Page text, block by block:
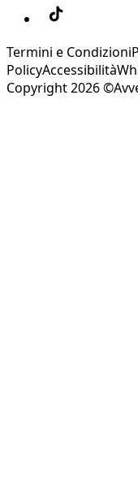
Termini e Condizioni
PolicyAccessibilità
Copyright 2026